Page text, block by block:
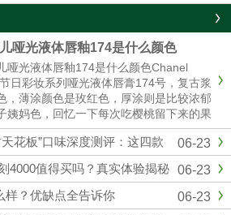
哑光液体唇釉174是什么颜色
哑光液体唇釉174是什么颜色Chanel
日彩妆系列哑光液体唇膏174号，复古浆
，薄涂颜色是玫红色，厚涂则是比较浓郁
姨妈色，回忆一下每次吃樱桃留下来的果
色，就和那个特别相近，秋冬季节重口星
爱，和纪梵希315有些许的相似。黄皮也
可以驾......
06-23
花板”口味深度测评：这四款
06-23
4000值得买吗？真实体验揭秘
06-23
样？优缺点全告诉你